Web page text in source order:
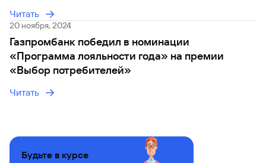
Читать
20 ноября, 2024
Газпромбанк победил в номинации
«Программа лояльности года» на премии
«Выбор потребителей»
Читать
Будьте в курсе